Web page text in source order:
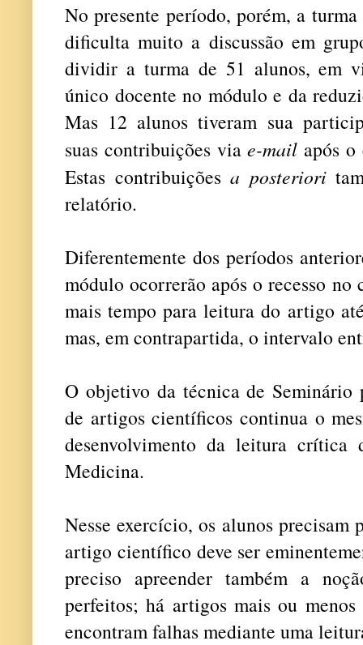
No presente período, porém, a
dificulta muito a discussão em
dividir a turma de 51 alunos, em
único docente no módulo e da
Mas 12 alunos tiveram sua
suas contribuições viae-mail após o
Estas contribuiçõesa posteriori
relatório.
Diferentemente dos períodos
módulo ocorrerão após o recesso
mais tempo para leitura do artigo
mas, em contrapartida, o intervalo
O objetivo da técnica de Seminário
de artigos científicos continua o
desenvolvimento da leitura crítica
Medicina.
Nesse exercício, os alunos precisam
artigo científico deve ser
preciso apreender também a
perfeitos; há artigos mais ou
encontram falhas mediante uma